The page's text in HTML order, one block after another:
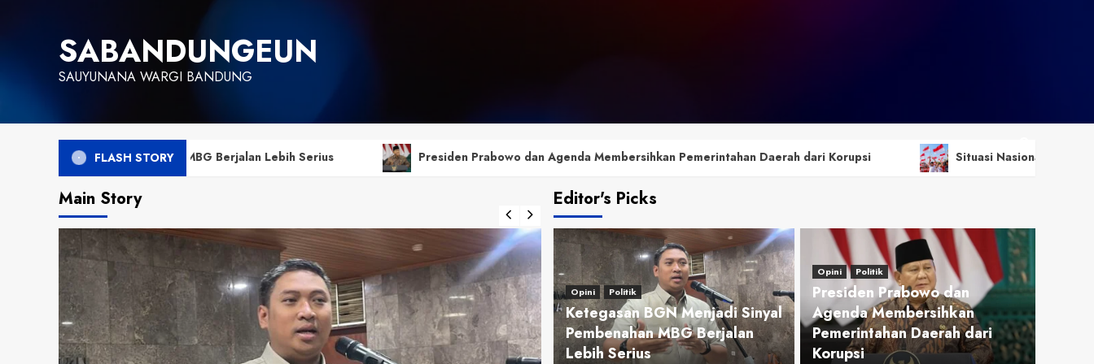
SABANDUNGEUN
SAUYUNANA WARGI BANDUNG
FLASH STORY
MBG Berjalan Lebih Serius Presiden Prabowo dan Agenda Membersihkan Pemerintahan Daerah dari Korupsi Situasi Nasional Aman, Publik Diimbau Jaga
Main Story Editor's Picks
Opini Politik
Ketegasan BGN Menjadi Sinyal
Pembenahan MBG Berjalan
Lebih Serius
Opini Politik
Presiden Prabowo dan
Agenda Membersihkan
Pemerintahan Daerah dari
Korupsi